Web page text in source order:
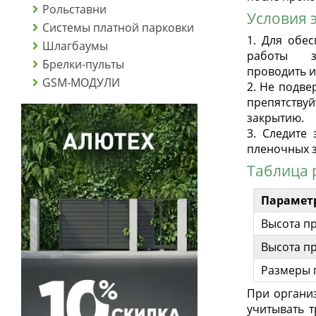
Рольставни
Системы платной парковки
Шлагбаумы
Брелки-пульты
GSM-МОДУЛИ
Условия
1. Для
работы
проводить
2. Не
закрытию.
3. Следите
пленочных
Таблица
Высота
Высота
Размеры
При
учитывать